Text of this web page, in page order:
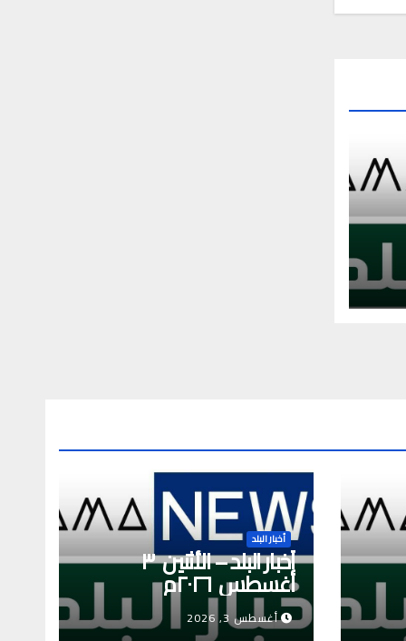
أخبار البلد
أخبار البلد – الأثنين ٣
أغسطس ٢٠٢٦م
أغسطس 3, 2026